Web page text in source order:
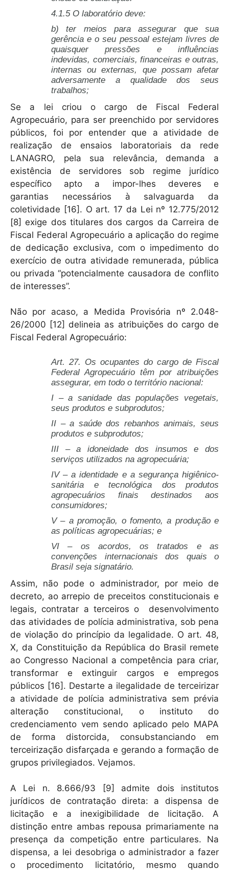
4.1.5 O laboratório deve:
b) ter meios para assegurar que sua
gerência e o seu pessoal estejam livres de
quaisquer pressões e influências
indevidas, comerciais, financeiras e outras,
internas ou externas, que possam afetar
adversamente a qualidade dos seus
trabalhos;
Se a lei criou o cargo de Fiscal Federal
Agropecuário, para ser preenchido por servidores
públicos, foi por entender que a atividade de
realização de ensaios laboratoriais da rede
LANAGRO, pela sua relevância, demanda a
existência de servidores sob regime jurídico
específico apto a impor-lhes deveres e
garantias necessários à salvaguarda da
coletividade [16]. O art. 17 da Lei nº 12.775/2012
[8] exige dos titulares dos cargos da Carreira de
Fiscal Federal Agropecuário a aplicação do regime
de dedicação exclusiva, com o impedimento do
exercício de outra atividade remunerada, pública
ou privada “potencialmente causadora de conflito
de interesses”.
Não por acaso, a Medida Provisória nº 2.048-
26/2000 [12] delineia as atribuições do cargo de
Fiscal Federal Agropecuário:
Art. 27. Os ocupantes do cargo de Fiscal
Federal Agropecuário têm por atribuições
assegurar, em todo o território nacional:
I – a sanidade das populações vegetais,
seus produtos e subprodutos;
II – a saúde dos rebanhos animais, seus
produtos e subprodutos;
III – a idoneidade dos insumos e dos
serviços utilizados na agropecuária;
IV – a identidade e a segurança higiênico-
sanitária e tecnológica dos produtos
agropecuários finais destinados aos
consumidores;
V – a promoção, o fomento, a produção e
as políticas agropecuárias; e
VI – os acordos, os tratados e as
convenções internacionais dos quais o
Brasil seja signatário.
Assim, não pode o administrador, por meio de
decreto, ao arrepio de preceitos constitucionais e
legais, contratar a terceiros o desenvolvimento
das atividades de polícia administrativa, sob pena
de violação do princípio da legalidade. O art. 48,
X, da Constituição da República do Brasil remete
ao Congresso Nacional a competência para criar,
transformar e extinguir cargos e empregos
públicos [16]. Destarte a ilegalidade de terceirizar
a atividade de polícia administrativa sem prévia
alteração constitucional, o instituto do
credenciamento vem sendo aplicado pelo MAPA
de forma distorcida, consubstanciando em
terceirização disfarçada e gerando a formação de
grupos privilegiados. Vejamos.
A Lei n. 8.666/93 [9] admite dois institutos
jurídicos de contratação direta: a dispensa de
licitação e a inexigibilidade de licitação. A
distinção entre ambas repousa primariamente na
presença da competição entre particulares. Na
dispensa, a lei desobriga o administrador a fazer
o procedimento licitatório, mesmo quando